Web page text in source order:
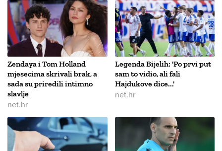
Zendaya i Tom Holland
mjesecima skrivali brak, a
sada su priredili intimno
slavlje
net.hr
Legenda Bijelih: 'Po prvi put
sam to vidio, ali fali
Hajdukove dice...'
net.hr